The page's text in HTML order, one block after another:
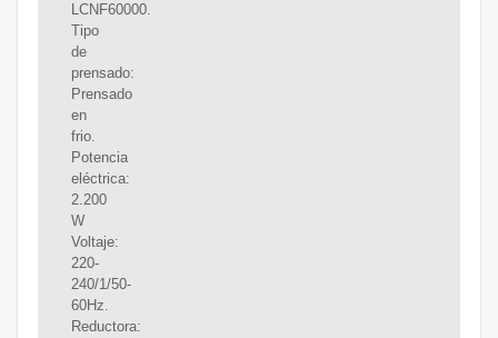
LCNF60000.
Tipo
de
prensado:
Prensado
en
frio.
Potencia
eléctrica:
2.200
W
Voltaje:
220-
240/1/50-
60Hz.
Reductora: